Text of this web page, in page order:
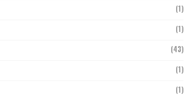
(1)
(1)
(43)
(1)
(1)